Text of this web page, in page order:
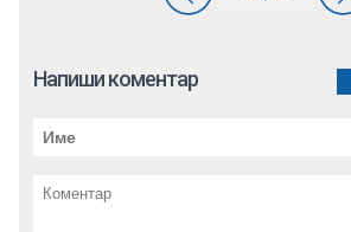
Напиши коментар